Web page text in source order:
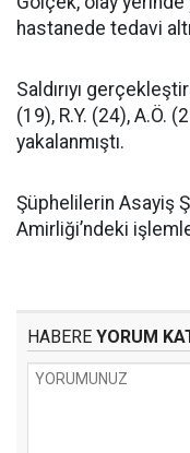
hastanede tedavi
Saldırıyı
(19), R.Y. (24), A.Ö.
yakalanmıştı.
Şüphelilerin Asayiş
Amirliği’ndeki
HABERE YORUM